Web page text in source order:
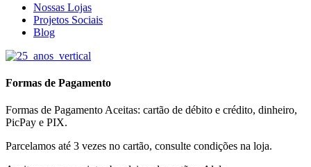
Nossas Lojas
Projetos Sociais
Blog
Formas de Pagamento
Formas de Pagamento Aceitas: cartão de débito e crédito, dinheiro,
PicPay e PIX.
Parcelamos até 3 vezes no cartão, consulte condições na loja.